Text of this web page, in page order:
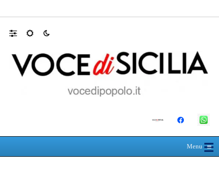
Menu≡
☰